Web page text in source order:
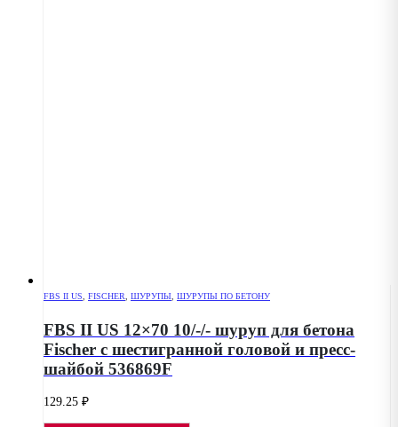
FBS II US, FISCHER, ШУРУПЫ, ШУРУПЫ ПО БЕТОНУ
FBS II US 12×70 10/-/- шуруп для бетона
Fischer с шестигранной головой и пресс-
шайбой 536869F
129.25 ₽